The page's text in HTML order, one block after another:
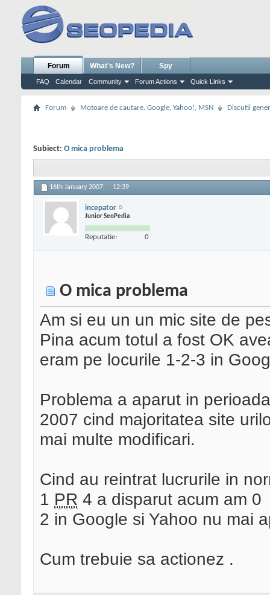
Forum
FAQ Calendar Community Forum Actions Quick Links
What's New? Spy
Forum Motoare de cautare. Google, Yahoo!, MSN Discutii
Subiect: O mica problema
16th January 2007, 12:39
incepator
Junior SeoPedia
Reputatie: 0
O mica problema
Am si eu un un mic site de
Pina acum totul a fost OK
eram pe locurile 1-2-3 in
Problema a aparut in
2007 cind majoritatea site
mai multe modificari.
Cind au reintrat lucrurile in
1 PR 4 a disparut acum am 0
2 in Google si Yahoo nu mai
Cum trebuie sa actionez .